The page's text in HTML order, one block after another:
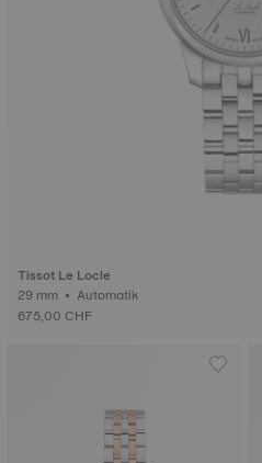
Tissot Le Locle
29 mm • Automatik
675,00 CHF